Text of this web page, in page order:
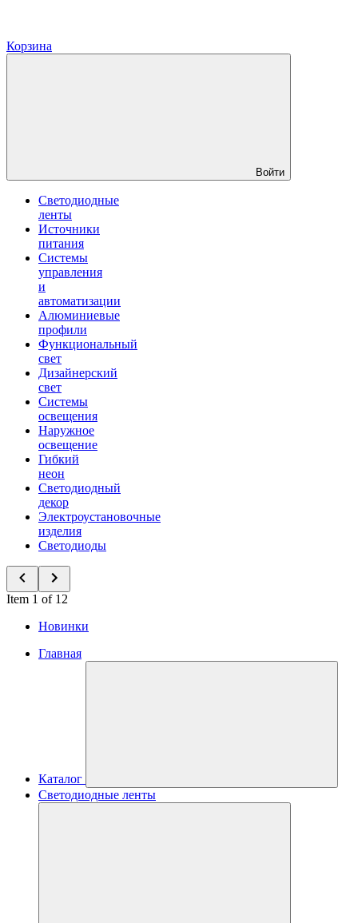
Корзина
Войти
Светодиодные
ленты
Источники
питания
Системы
управления
и
автоматизации
Алюминиевые
профили
Функциональный
свет
Дизайнерский
свет
Системы
освещения
Наружное
освещение
Гибкий
неон
Светодиодный
декор
Электроустановочные
изделия
Светодиоды
Item 1 of 12
Новинки
Главная
Каталог
Светодиодные ленты